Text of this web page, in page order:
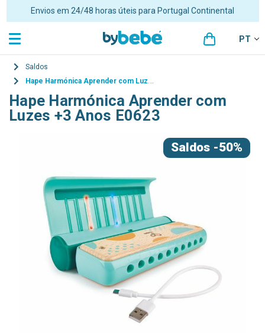
Envios em 24/48 horas úteis para Portugal Continental
PT
Saldos
Hape Harmónica Aprender com Luzes +3 Anos E0623
Hape Harmónica Aprender com
Luzes +3 Anos E0623
Saldos -50%